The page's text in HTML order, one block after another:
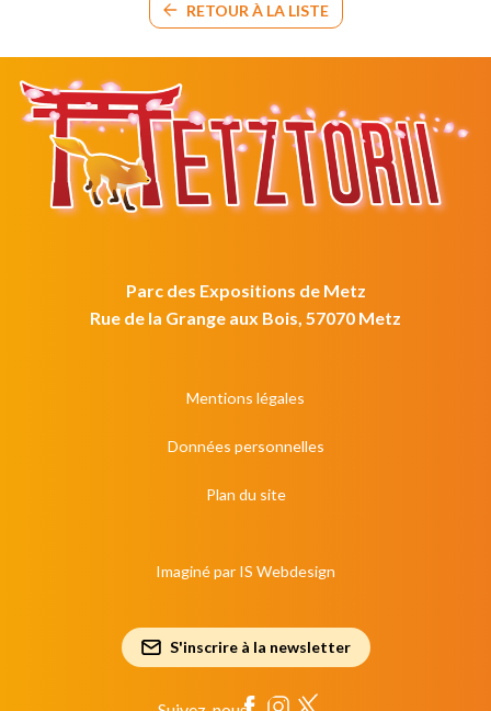
RETOUR À LA LISTE
Parc des Expositions de Metz
Rue de la Grange aux Bois, 57070 Metz
Mentions légales
Données personnelles
Plan du site
Imaginé par IS Webdesign
S'inscrire à la newsletter